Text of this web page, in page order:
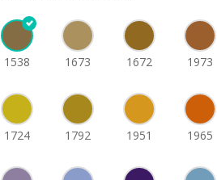
1538 1673 1672 1973
1724 1792 1951 1965